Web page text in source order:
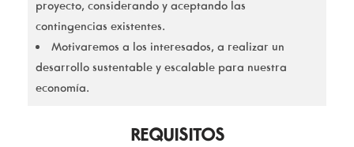
proyecto, considerando y aceptando las
contingencias existentes.
Motivaremos a los interesados, a realizar un
desarrollo sustentable y escalable para nuestra
economía.
REQUISITOS